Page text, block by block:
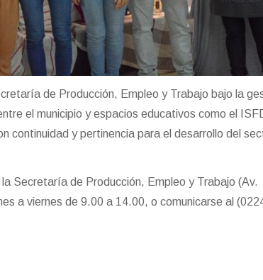
de Producción, Empleo y Trabajo bajo la
el municipio y espacios educativos como el
continuidad y pertinencia para el desarrollo del
Secretaría de Producción, Empleo y Trabajo (Av.
a viernes de 9.00 a 14.00, o comunicarse al